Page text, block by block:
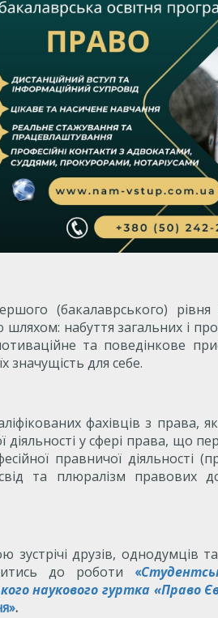
(бакалаврського)
шляхом: набуття загальних і
та поведінкове
значущість для себе.
фахівців з
у сфері права, що
правничої діяльності
та плюралізм правових
зустрічі друзів,
до роботи «
наукового гуртка «Право
.